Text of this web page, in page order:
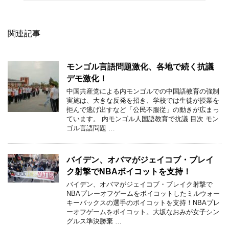
関連記事
モンゴル言語問題激化、各地で続く抗議
デモ激化！
中国共産党による内モンゴルでの中国語教育の強制
実施は、大きな反発を招き、学校では生徒が授業を
拒んで逃げ出すなど「公民不服従」の動きが広まっ
ています。 内モンゴル人国語教育で抗議 目次 モン
ゴル言語問題 …
バイデン、オバマがジェイコブ・ブレイ
ク射撃でNBAボイコットを支持！
バイデン、オバマがジェイコブ・ブレイク射撃で
NBAプレーオフゲームをボイコットしたミルウォー
キーバックスの選手のボイコットを支持！NBAプレ
ーオフゲームをボイコット。大坂なおみが女子シン
グルス準決勝棄 …